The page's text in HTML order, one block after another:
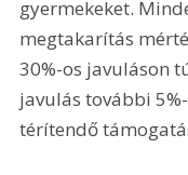
gyermekeket.
megtakarítás
30%-os javuláson
javulás további
térítendő